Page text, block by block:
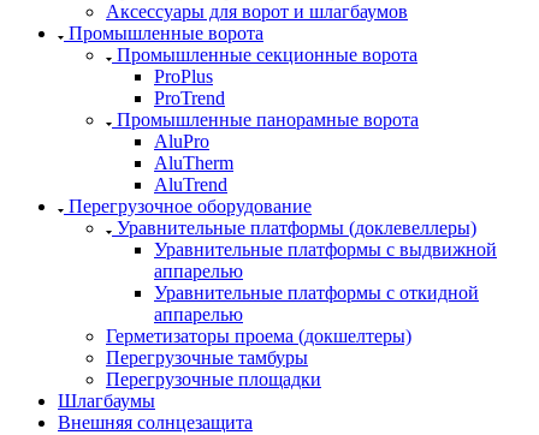
Аксессуары для ворот и шлагбаумов
Промышленные ворота
Промышленные секционные ворота
ProPlus
ProTrend
Промышленные панорамные ворота
AluPro
AluTherm
AluTrend
Перегрузочное оборудование
Уравнительные платформы (доклевеллеры)
Уравнительные платформы с выдвижной
аппарелью
Уравнительные платформы с откидной
аппарелью
Герметизаторы проема (докшелтеры)
Перегрузочные тамбуры
Перегрузочные площадки
Шлагбаумы
Внешняя солнцезащита